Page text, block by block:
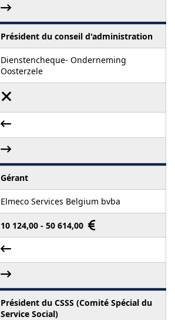
Président du conseil d'administration
Dienstencheque- Onderneming
Oosterzele
Gérant
Elmeco Services Belgium bvba
10 124,00 - 50 614,00
Président du CSSS (Comité Spécial du
Service Social)